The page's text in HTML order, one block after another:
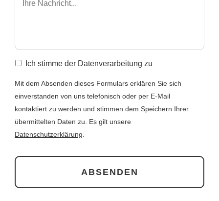
Ich stimme der Datenverarbeitung zu
Mit dem Absenden dieses Formulars erklären Sie sich
einverstanden von uns telefonisch oder per E-Mail
kontaktiert zu werden und stimmen dem Speichern Ihrer
übermittelten Daten zu. Es gilt unsere
Datenschutzerklärung